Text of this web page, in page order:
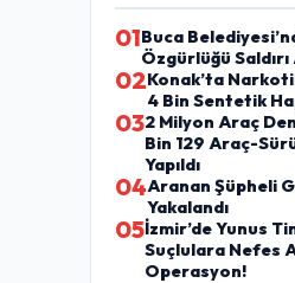
01Buca
Özgürlüğü Saldırı
02Konak’ta
4 Bin Sentetik
032 Milyon Araç
Bin 129 Araç-
Yapıldı
04Aranan Şüpheli
Yakalandı
05İzmir’de Yunus
Suçlulara Nefes
Operasyon!